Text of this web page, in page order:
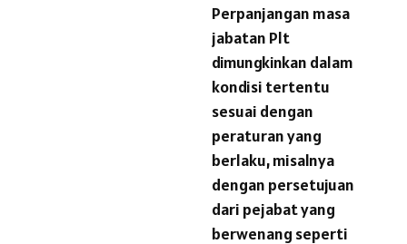
Perpanjangan masa
jabatan Plt
dimungkinkan dalam
kondisi tertentu
sesuai dengan
peraturan yang
berlaku, misalnya
dengan persetujuan
dari pejabat yang
berwenang seperti